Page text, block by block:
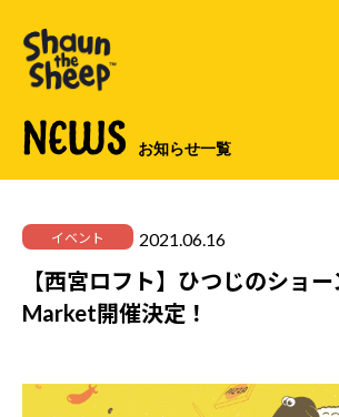
NEWS お知らせ一覧
イベント 2021.06.16
【西宮ロフト】ひつじのショ
Market開催決定！